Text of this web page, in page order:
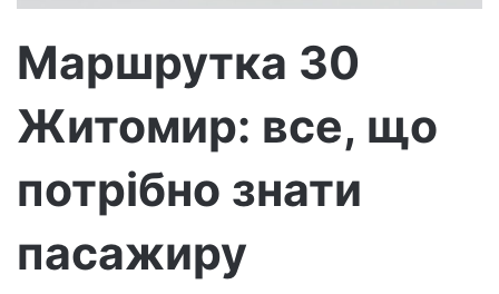
Маршрутка 30
Житомир: все, що
потрібно знати
пасажиру